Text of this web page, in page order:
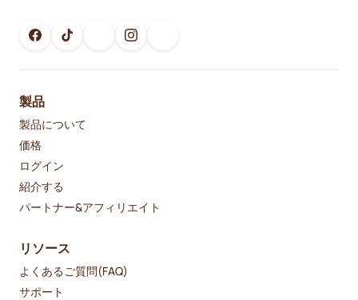
製品
製品について
価格
ログイン
紹介する
パートナー&アフィリエイト
リソース
よくあるご質問(FAQ)
サポート